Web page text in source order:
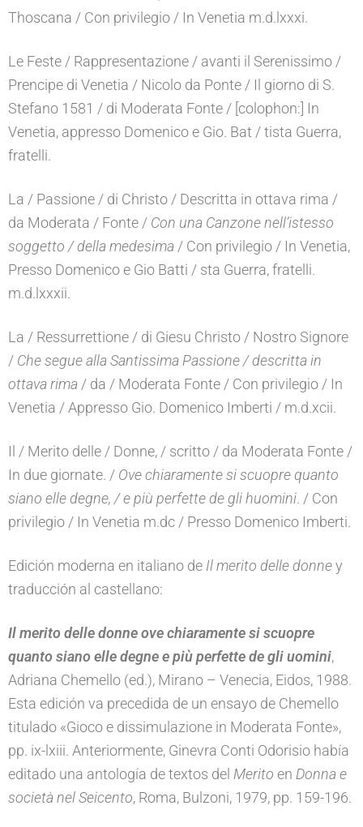
Thoscana / Con privilegio / In Venetia m.d.lxxxi.
Le Feste / Rappresentazione / avanti il Serenissimo /
Prencipe di Venetia / Nicolo da Ponte / Il giorno di S.
Stefano 1581 / di Moderata Fonte / [colophon:] In
Venetia, appresso Domenico e Gio. Bat / tista Guerra,
fratelli.
La / Passione / di Christo / Descritta in ottava rima /
da Moderata / Fonte / Con una Canzone nell’istesso
soggetto / della medesima / Con privilegio / In Venetia,
Presso Domenico e Gio Batti / sta Guerra, fratelli.
m.d.lxxxii.
La / Ressurrettione / di Giesu Christo / Nostro Signore
/ Che segue alla Santissima Passione / descritta in
ottava rima / da / Moderata Fonte / Con privilegio / In
Venetia / Appresso Gio. Domenico Imberti / m.d.xcii.
Il / Merito delle / Donne, / scritto / da Moderata Fonte /
In due giornate. / Ove chiaramente si scuopre quanto
siano elle degne, / e più perfette de gli huomini. / Con
privilegio / In Venetia m.dc / Presso Domenico Imberti.
Edición moderna en italiano de Il merito delle donney
traducción al castellano:
Il merito delle donne ove chiaramente si scuopre
quanto siano elle degne e più perfette de gli uomini,
Adriana Chemello (ed.), Mirano – Venecia, Eidos, 1988.
Esta edición va precedida de un ensayo de Chemello
titulado «Gioco e dissimulazione in Moderata Fonte»,
pp. ix-lxiii. Anteriormente, Ginevra Conti Odorisio había
editado una antología de textos del Merito en Donna e
società nel Seicento, Roma, Bulzoni, 1979, pp. 159-196.